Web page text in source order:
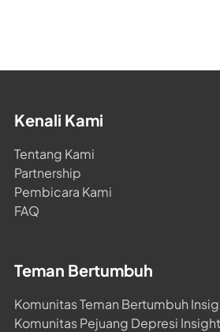
adalah Cognitive Behavioural
Marissa juga sering memberikan
development dan parenting.
Kenali Kami
Tentang Kami
Partnership
Pembicara Kami
FAQ
Teman Bertumbuh
Komunitas Teman Bertumbuh
Komunitas Pejuang Depresi